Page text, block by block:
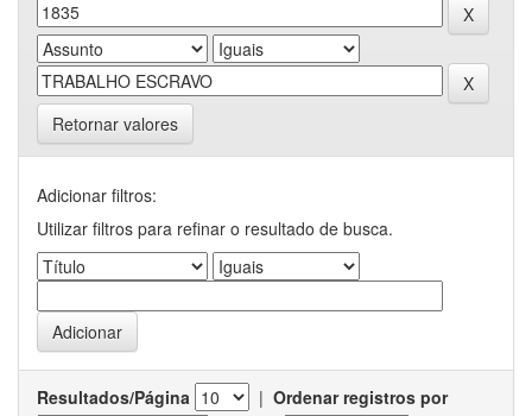
Retornar valores
Adicionar filtros:
Utilizar filtros para refinar o resultado de busca.
Resultados/Página | Ordenar registros por